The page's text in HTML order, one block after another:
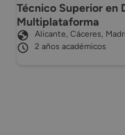
Técnico Superior en
Multiplataforma
Alicante, Cáceres,
2 años académicos